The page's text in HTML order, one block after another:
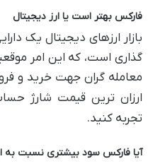
فارکس بهتر است یا ارز دیجیتال
بازار ارزهای دیجیتال یک
گذاری است، که این امر
معامله گران جهت خرید و
ارزان ترین قیمت شارژ
تجربه کنید.
آیا فارکس سود بیشتری نسبت به